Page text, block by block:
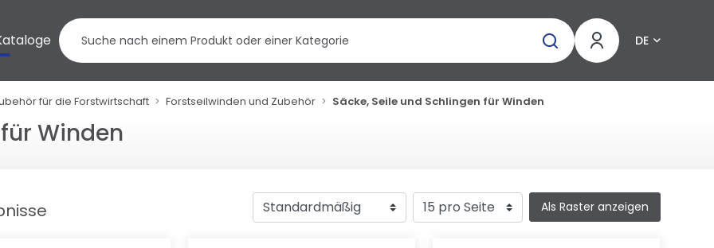
DE
für die Forstwirtschaft Forstseilwinden und Zubehör Säcke, Seile und Schlingen für Winden
Winden
Als Raster anzeigen